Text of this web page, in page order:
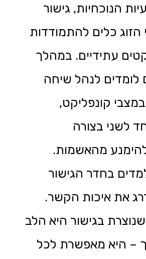
הנוכחיות, גישור
הזוג כלים להתמודדות
עתידיים. במהלך
לומדים לנהל שיחה
קונפליקט,
לשני בצורה
מהאשמות.
בחדר הגישור
את איכות הקשר.
בגישור היא הלב
– היא מאפשרת לכל